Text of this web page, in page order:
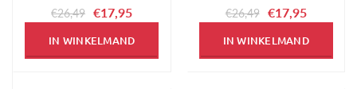
€26,49 €17,95
IN WINKELMAND
€26,49 €17,95
IN WINKELMAND